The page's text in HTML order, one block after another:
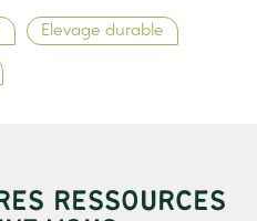
Elevage durable
RESSOURCES